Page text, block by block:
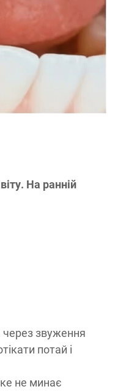
На ранній
через звуження
потай і
не минає